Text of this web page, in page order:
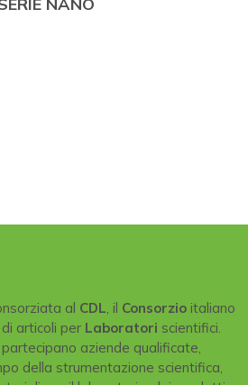
al CDL, il Consorzioitaliano
di articoli per Laboratori scientifici.
aziende qualificate,
della strumentazione scientifica,